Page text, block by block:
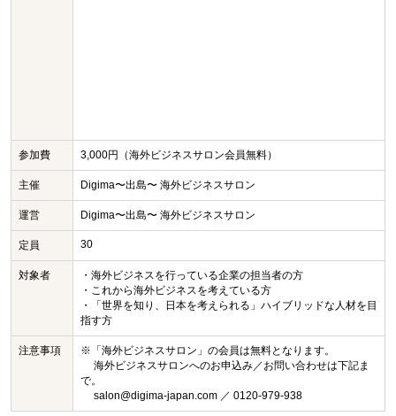
参加費 3,000円（海外ビジネスサロン会員無料）
主催 Digima〜出島〜 海外ビジネスサロン
運営 Digima〜出島〜 海外ビジネスサロン
定員 30
対象者
・海外ビジネスを行っている企業の担当者の方
・これから海外ビジネスを考えている方
・「世界を知り、日本を考えられる」ハイブリッドな人材を目
指す方
注意事項
※「海外ビジネスサロン」の会員は無料となります。
海外ビジネスサロンへのお申込み／お問い合わせは下記ま
で。
salon@digima-japan.com ／ 0120-979-938